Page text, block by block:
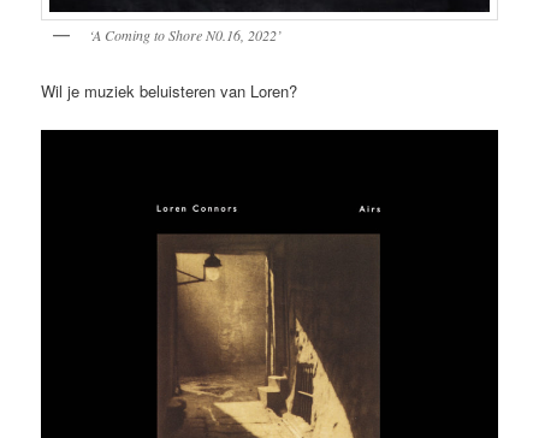
‘A Coming to Shore N0.16, 2022’
Wil je muziek beluisteren van Loren?